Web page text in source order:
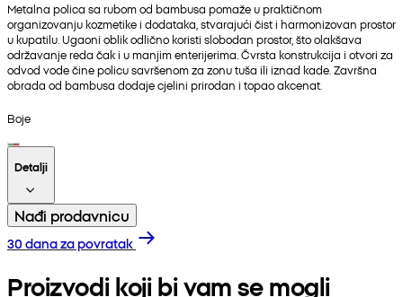
Metalna polica sa rubom od bambusa pomaže u praktičnom
organizovanju kozmetike i dodataka, stvarajući čist i harmonizovan prostor
u kupatilu. Ugaoni oblik odlično koristi slobodan prostor, što olakšava
održavanje reda čak i u manjim enterijerima. Čvrsta konstrukcija i otvori za
odvod vode čine policu savršenom za zonu tuša ili iznad kade. Završna
obrada od bambusa dodaje cjelini prirodan i topao akcenat.
Boje
Detalji
Nađi prodavnicu
30 dana za povratak
Proizvodi koji bi vam se mogli